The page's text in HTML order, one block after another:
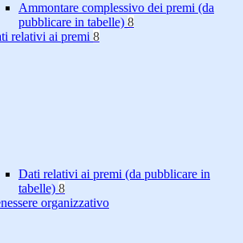
Ammontare complessivo dei premi (da
pubblicare in tabelle) 8
relativi ai premi 8
Dati relativi ai premi (da pubblicare in
tabelle) 8
organizzativo